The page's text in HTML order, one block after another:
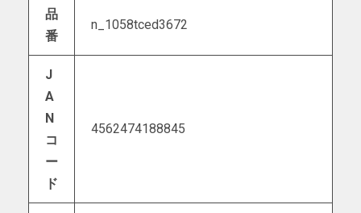
品
番
n_1058tced3672
J
A
N
コ
ー
ド
4562474188845